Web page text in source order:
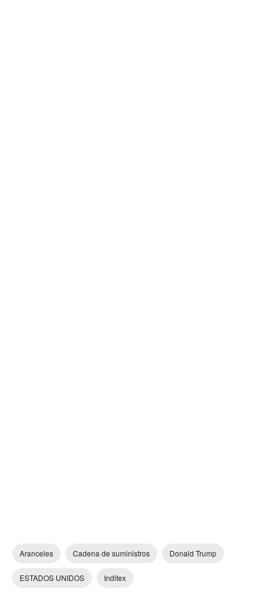
Aranceles Cadena de suministros Donald Trump
ESTADOS UNIDOS Inditex